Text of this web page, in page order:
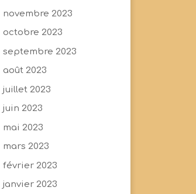
novembre 2023
octobre 2023
septembre 2023
août 2023
juillet 2023
juin 2023
mai 2023
mars 2023
février 2023
janvier 2023